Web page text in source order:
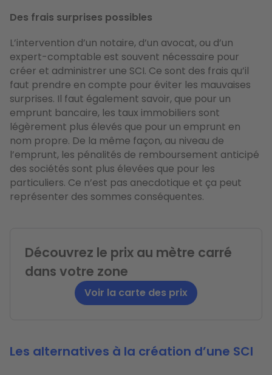
Des frais surprises possibles
L’intervention d’un notaire, d’un avocat, ou d’un
expert-comptable est souvent nécessaire pour
créer et administrer une SCI. Ce sont des frais qu’il
faut prendre en compte pour éviter les mauvaises
surprises. Il faut également savoir, que pour un
emprunt bancaire, les taux immobiliers sont
légèrement plus élevés que pour un emprunt en
nom propre. De la même façon, au niveau de
l’emprunt, les pénalités de remboursement anticipé
des sociétés sont plus élevées que pour les
particuliers. Ce n’est pas anecdotique et ça peut
représenter des sommes conséquentes.
Découvrez le prix au mètre carré
dans votre zone
Voir la carte des prix
Les alternatives à la création d’une SCI